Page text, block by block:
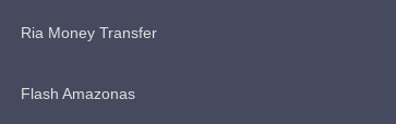
Ria Money Transfer
Flash Amazonas